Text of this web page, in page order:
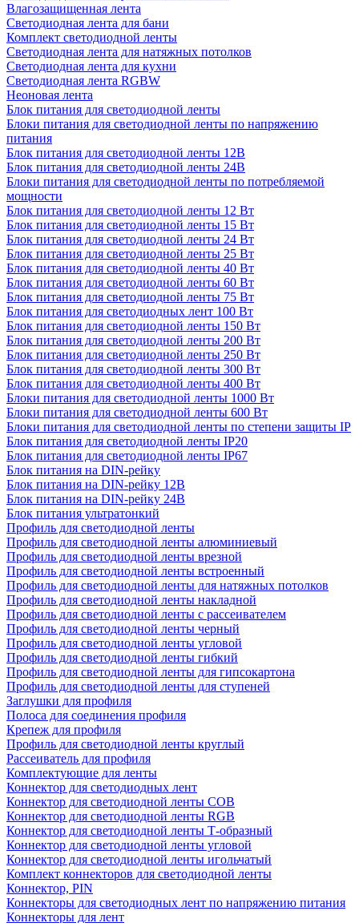
Влагозащищенная лента
Светодиодная лента для бани
Комплект светодиодной ленты
Светодиодная лента для натяжных потолков
Светодиодная лента для кухни
Светодиодная лента RGBW
Неоновая лента
Блок питания для светодиодной ленты
Блоки питания для светодиодной ленты по напряжению
питания
Блок питания для светодиодной ленты 12В
Блок питания для светодиодной ленты 24В
Блоки питания для светодиодной ленты по потребляемой
мощности
Блок питания для светодиодной ленты 12 Вт
Блок питания для светодиодной ленты 15 Вт
Блок питания для светодиодной ленты 24 Вт
Блок питания для светодиодной ленты 25 Вт
Блок питания для светодиодной ленты 40 Вт
Блок питания для светодиодной ленты 60 Вт
Блок питания для светодиодной ленты 75 Вт
Блок питания для светодиодных лент 100 Вт
Блок питания для светодиодной ленты 150 Вт
Блок питания для светодиодной ленты 200 Вт
Блок питания для светодиодной ленты 250 Вт
Блок питания для светодиодной ленты 300 Вт
Блок питания для светодиодной ленты 400 Вт
Блоки питания для светодиодной ленты 1000 Вт
Блоки питания для светодиодной ленты 600 Вт
Блоки питания для светодиодной ленты по степени защиты IP
Блок питания для светодиодной ленты IP20
Блок питания для светодиодной ленты IP67
Блок питания на DIN-рейку
Блок питания на DIN-рейку 12В
Блок питания на DIN-рейку 24В
Блок питания ультратонкий
Профиль для светодиодной ленты
Профиль для светодиодной ленты алюминиевый
Профиль для светодиодной ленты врезной
Профиль для светодиодной ленты встроенный
Профиль для светодиодной ленты для натяжных потолков
Профиль для светодиодной ленты накладной
Профиль для светодиодной ленты с рассеивателем
Профиль для светодиодной ленты черный
Профиль для светодиодной ленты угловой
Профиль для светодиодной ленты гибкий
Профиль для светодиодной ленты для гипсокартона
Профиль для светодиодной ленты для ступеней
Заглушки для профиля
Полоса для соединения профиля
Крепеж для профиля
Профиль для светодиодной ленты круглый
Рассеиватель для профиля
Комплектующие для ленты
Коннектор для светодиодных лент
Коннектор для светодиодной ленты COB
Коннектор для светодиодной ленты RGB
Коннектор для светодиодной ленты Т-образный
Коннектор для светодиодной ленты угловой
Коннектор для светодиодной ленты игольчатый
Комплект коннекторов для светодиодной ленты
Коннектор, PIN
Коннекторы для светодиодных лент по напряжению питания
Коннекторы для лент